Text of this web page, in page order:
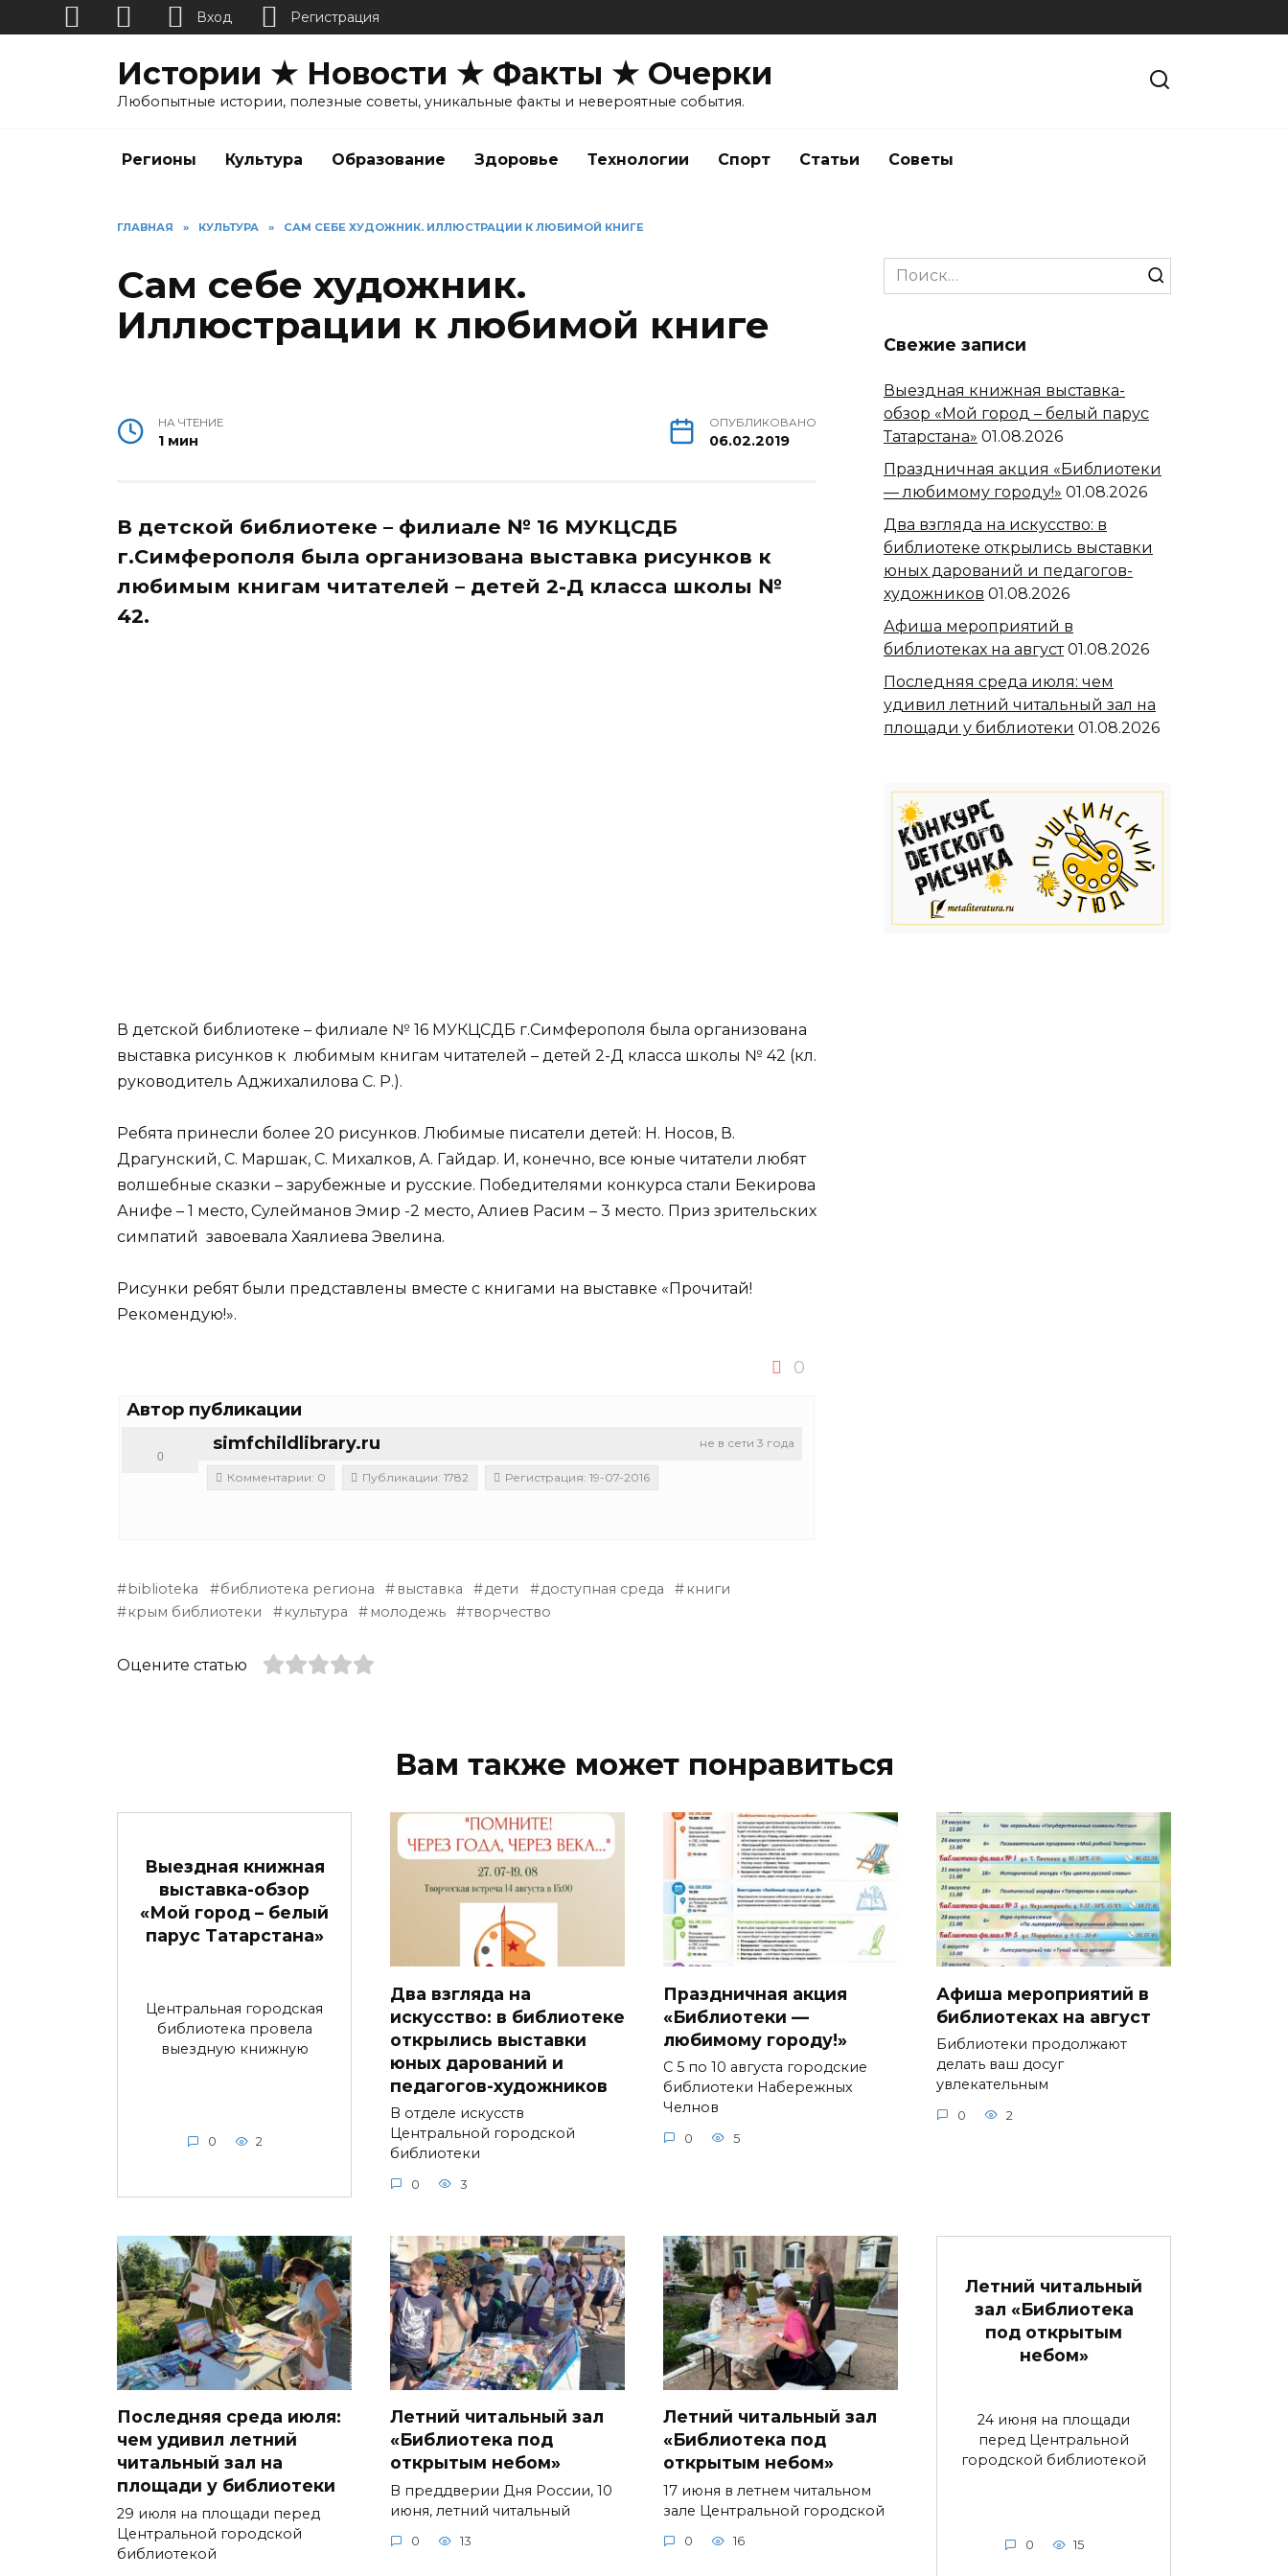
Истории ★ Новости ★ Факты ★ Очерки
Любопытные истории, полезные советы, уникальные факты и невероятные события.
Регионы Культура Образование Здоровье Технологии Спорт Статьи Советы
ГЛАВНАЯ » КУЛЬТУРА » САМ СЕБЕ ХУДОЖНИК. ИЛЛЮСТРАЦИИ К ЛЮБИМОЙ КНИГЕ
Сам себе художник.
Иллюстрации к любимой книге
НА ЧТЕНИЕ
1 мин
ОПУБЛИКОВАНО
06.02.2019
В детской библиотеке – филиале № 16 МУКЦСДБ
г.Симферополя была организована выставка рисунков к
любимым книгам читателей – детей 2-Д класса школы №
42.
В детской библиотеке – филиале № 16 МУКЦСДБ г.Симферополя была организована
выставка рисунков к любимым книгам читателей – детей 2-Д класса школы № 42 (кл.
руководитель Аджихалилова С. Р.).
Ребята принесли более 20 рисунков. Любимые писатели детей: Н. Носов, В.
Драгунский, С. Маршак, С. Михалков, А. Гайдар. И, конечно, все юные читатели любят
волшебные сказки – зарубежные и русские. Победителями конкурса стали Бекирова
Анифе – 1 место, Сулейманов Эмир -2 место, Алиев Расим – 3 место. Приз зрительских
симпатий завоевала Хаялиева Эвелина.
Рисунки ребят были представлены вместе с книгами на выставке «Прочитай!
Рекомендую!».
0
Автор публикации
не в сети 3 года
simfchildlibrary.ru
0
Комментарии: 0 Публикации: 1782 Регистрация: 19-07-2016
biblioteka библиотека региона выставка дети доступная среда
книги
крым библиотеки
культура молодежь творчество
Оцените статью
Search
for:
Свежие записи
Выездная книжная выставка-
обзор «Мой город – белый парус
Татарстана» 01.08.2026
Праздничная акция «Библиотеки
— любимому городу!» 01.08.2026
Два взгляда на искусство: в
библиотеке открылись выставки
юных дарований и педагогов-
художников 01.08.2026
Афиша мероприятий в
библиотеках на август 01.08.2026
Последняя среда июля: чем
удивил летний читальный зал на
площади у библиотеки 01.08.2026
Вам также может понравиться
Выездная книжная
выставка-обзор
«Мой город – белый
парус Татарстана»
Центральная городская
библиотека провела
выездную книжную
0 2
Два взгляда на
искусство: в библиотеке
открылись выставки
юных дарований и
педагогов-художников
В отделе искусств
Центральной городской
библиотеки
0 3
Праздничная акция
«Библиотеки —
любимому городу!»
С 5 по 10 августа городские
библиотеки Набережных
Челнов
0 5
Афиша мероприятий в
библиотеках на август
Библиотеки продолжают
делать ваш досуг
увлекательным
0 2
Последняя среда июля:
чем удивил летний
читальный зал на
площади у библиотеки
29 июля на площади перед
Центральной городской
библиотекой
Летний читальный зал
«Библиотека под
открытым небом»
В преддверии Дня России, 10
июня, летний читальный
0 13
Летний читальный зал
«Библиотека под
открытым небом»
17 июня в летнем читальном
зале Центральной городской
0 16
Летний читальный
зал «Библиотека
под открытым
небом»
24 июня на площади
перед Центральной
городской библиотекой
0 15
Вход Регистрация